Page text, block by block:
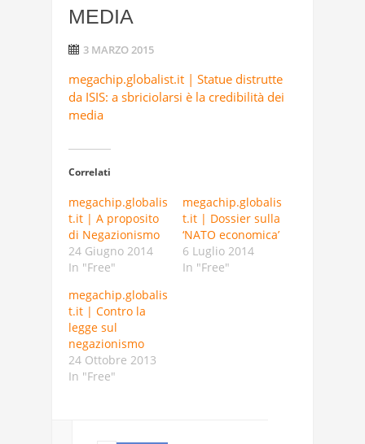
MEDIA
3 MARZO 2015
megachip.globalist.it | Statue distrutte
da ISIS: a sbriciolarsi è la credibilità dei
media
Correlati
megachip.globalis
t.it | A proposito
di Negazionismo
24 Giugno 2014
In "Free"
megachip.globalis
t.it | Dossier sulla
‘NATO economica’
6 Luglio 2014
In "Free"
megachip.globalis
t.it | Contro la
legge sul
negazionismo
24 Ottobre 2013
In "Free"